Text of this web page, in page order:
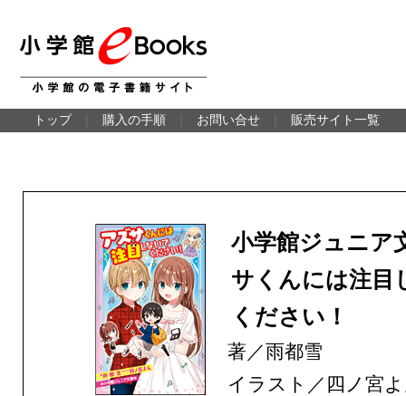
トップ 購入の手順 お問い合せ 販売サイト一覧
小学館ジュニ
サくんには注目
ください！
著／雨都雪
イラスト／四ノ宮